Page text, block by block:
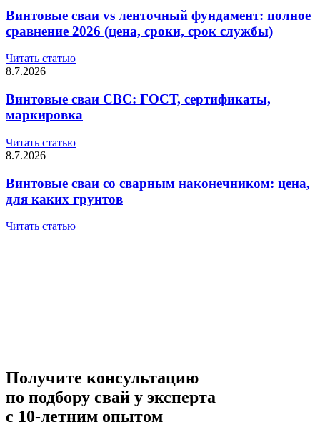
Винтовые сваи vs ленточный фундамент: полное
сравнение 2026 (цена, сроки, срок службы)
Читать статью
8.7.2026
Винтовые сваи СВС: ГОСТ, сертификаты,
маркировка
Читать статью
8.7.2026
Винтовые сваи со сварным наконечником: цена,
для каких грунтов
Читать статью
Получите консультацию
по подбору свай у эксперта
с 10-летним опытом